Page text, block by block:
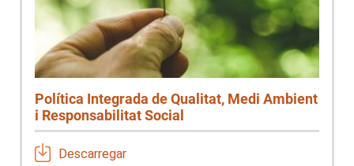
Política Integrada de Qualitat, Medi Ambient
i Responsabilitat Social
Descarregar